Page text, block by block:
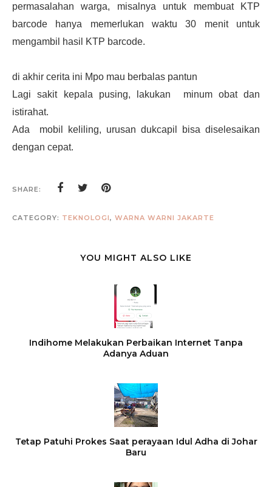
permasalahan warga, misalnya untuk membuat KTP
barcode hanya memerlukan waktu 30 menit untuk
mengambil hasil KTP barcode.
di akhir cerita ini Mpo mau berbalas pantun
Lagi sakit kepala pusing, lakukan minum obat dan
istirahat.
Ada mobil keliling, urusan dukcapil bisa diselesaikan
dengan cepat.
SHARE:
CATEGORY: TEKNOLOGI, WARNA WARNI JAKARTE
YOU MIGHT ALSO LIKE
Indihome Melakukan Perbaikan Internet Tanpa
Adanya Aduan
Tetap Patuhi Prokes Saat perayaan Idul Adha di Johar
Baru